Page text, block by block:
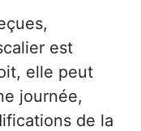
est
elle peut
journée,
de la